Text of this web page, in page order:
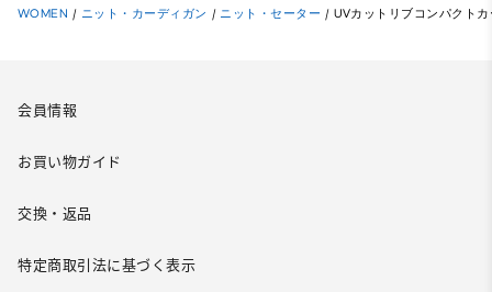
WOMEN / ニット・カーディガン / ニット・セーター / UVカットリブコンパクト
会員情報
お買い物ガイド
交換・返品
特定商取引法に基づく表示